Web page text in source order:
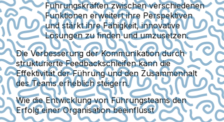
Führungskräften zwischen verschiedenen
Funktionen erweitert ihre Perspektiven
und stärkt ihre Fähigkeit, innovative
Lösungen zu finden und umzusetzen.
Die Verbesserung der Kommunikation durch
strukturierte Feedbackschleifen kann die
Effektivität der Führung und den Zusammenhalt
des Teams erheblich steigern.
Wie die Entwicklung von Führungsteams den
Erfolg einer Organisation beeinflusst